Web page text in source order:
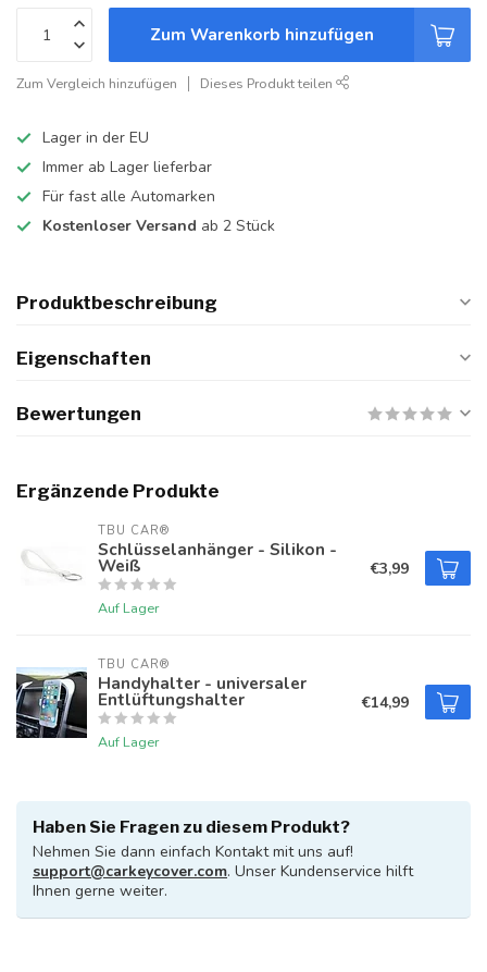
Zum Warenkorb hinzufügen
Zum Vergleich hinzufügen Dieses Produkt teilen
Lager in der EU
Immer ab Lager lieferbar
Für fast alle Automarken
Kostenloser Versand ab 2 Stück
Produktbeschreibung
Eigenschaften
Bewertungen
Ergänzende Produkte
TBU CAR®
Schlüsselanhänger - Silikon -
Weiß
Auf Lager
€3,99
TBU CAR®
Handyhalter - universaler
Entlüftungshalter
Auf Lager
€14,99
Haben Sie Fragen zu diesem Produkt?
Nehmen Sie dann einfach Kontakt mit uns auf!
support@carkeycover.com. Unser Kundenservice hilft
Ihnen gerne weiter.